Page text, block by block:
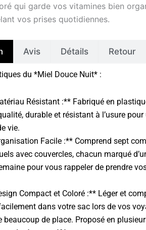
qui garde vos vitamines bien
vos prises quotidiennes.
Avis Détails Retour
du *Miel Douce Nuit* :
Résistant :** Fabriqué en
durable et résistant à l’usure
vie.
Facile :** Comprend sept
avec couvercles, chacun marqué
pour vous rappeler de prendre
Compact et Coloré :** Léger et
dans votre sac lors de vos
beaucoup de place. Proposé en